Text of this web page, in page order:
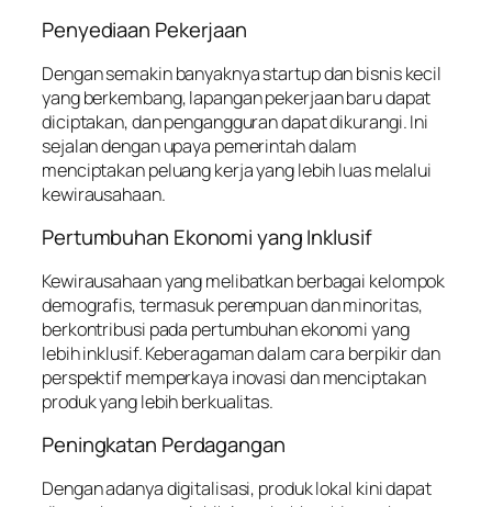
Penyediaan Pekerjaan
Dengan semakin banyaknya startup dan bisnis kecil
yang berkembang, lapangan pekerjaan baru dapat
diciptakan, dan pengangguran dapat dikurangi. Ini
sejalan dengan upaya pemerintah dalam
menciptakan peluang kerja yang lebih luas melalui
kewirausahaan.
Pertumbuhan Ekonomi yang Inklusif
Kewirausahaan yang melibatkan berbagai kelompok
demografis, termasuk perempuan dan minoritas,
berkontribusi pada pertumbuhan ekonomi yang
lebih inklusif. Keberagaman dalam cara berpikir dan
perspektif memperkaya inovasi dan menciptakan
produk yang lebih berkualitas.
Peningkatan Perdagangan
Dengan adanya digitalisasi, produk lokal kini dapat